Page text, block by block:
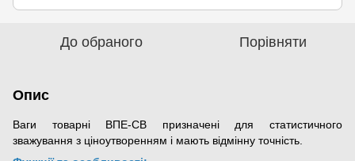
До обраного Порівняти
Опис
Ваги товарні ВПЕ-СВ призначені для статистичного
зважування з ціноутворенням і мають відмінну точність.